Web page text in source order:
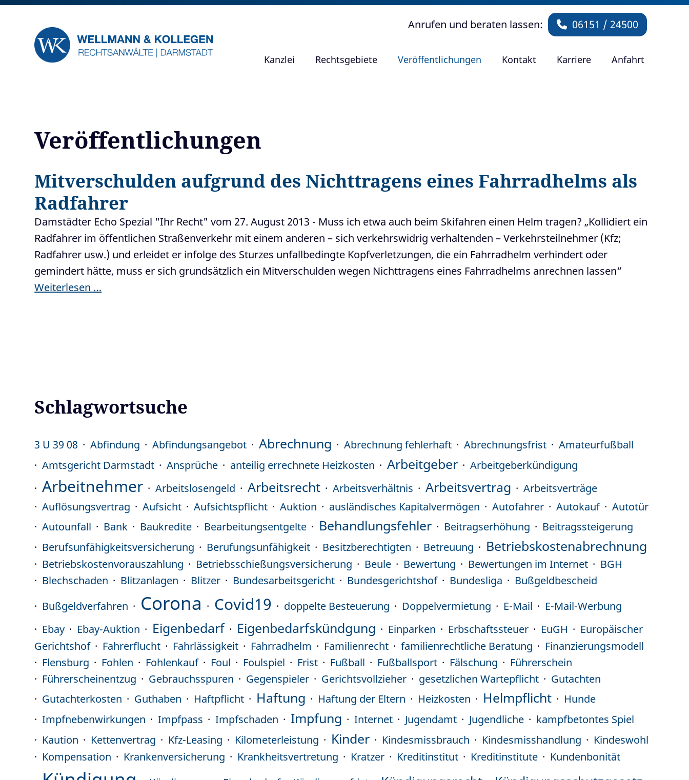
Anrufen und beraten lassen: 06151 / 24500
Kanzlei Rechtsgebiete Veröffentlichungen Kontakt Karriere Anfahrt
Veröffentlichungen
Mitverschulden aufgrund des Nichttragens eines Fahrradhelms als
Radfahrer
Damstädter Echo Spezial "Ihr Recht" vom 27. August 2013 - Muss ich etwa auch beim Skifahren einen Helm tragen? „Kollidiert ein
Radfahrer im öffentlichen Straßenverkehr mit einem anderen – sich verkehrswidrig verhaltenden – Verkehrsteilnehmer (Kfz;
Radfahrer usw.) und erleidet er infolge des Sturzes unfallbedingte Kopfverletzungen, die ein Fahrradhelm verhindert oder
gemindert hätte, muss er sich grundsätzlich ein Mitverschulden wegen Nichttragens eines Fahrradhelms anrechnen lassen“
Weiterlesen …
Schlagwortsuche
3 U 39 08 Abfindung Abfindungsangebot Abrechnung Abrechnung fehlerhaft Abrechnungsfrist
Amateurfußball
Amtsgericht Darmstadt
Ansprüche anteilig errechnete Heizkosten Arbeitgeber Arbeitgeberkündigung
Arbeitnehmer Arbeitslosengeld Arbeitsrecht Arbeitsverhältnis Arbeitsvertrag
Arbeitsverträge
Auflösungsvertrag
Aufsicht Aufsichtspflicht Auktion ausländisches Kapitalvermögen Autofahrer Autokauf
Autotür
Autounfall
Bank Baukredite Bearbeitungsentgelte Behandlungsfehler Beitragserhöhung
Beitragssteigerung
Berufsunfähigkeitsversicherung
Berufungsunfähigkeit Besitzberechtigten Betreuung Betriebskostenabrechnung
Betriebskostenvorauszahlung Betriebsschießungsversicherung Beule Bewertung Bewertungen im Internet
BGH
Blechschaden
Blitzanlagen Blitzer Bundesarbeitsgericht Bundesgerichtshof Bundesliga
Bußgeldbescheid
Bußgeldverfahren
Corona Covid19 doppelte Besteuerung Doppelvermietung E-Mail
E-Mail-Werbung
Ebay
Ebay-Auktion Eigenbedarf Eigenbedarfskündgung Einparken Erbschaftssteuer EuGH
Europäischer
Gerichtshof
Fahrerflucht Fahrlässigkeit Fahrradhelm Familienrecht familienrechtliche Beratung
Finanzierungsmodell
Flensburg
Fohlen Fohlenkauf Foul Foulspiel Frist Fußball Fußballsport Fälschung
Führerschein
Führerscheinentzug
Gebrauchsspuren Gegenspieler Gerichtsvollzieher gesetzlichen Wartepflicht
Gutachten
Gutachterkosten
Guthaben Haftpflicht Haftung Haftung der Eltern Heizkosten Helmpflicht
Hunde
Impfnebenwirkungen
Impfpass Impfschaden Impfung Internet Jugendamt Jugendliche
kampfbetontes Spiel
Kaution
Kettenvertrag Kfz-Leasing Kilometerleistung Kinder Kindesmissbrauch Kindesmisshandlung
Kindeswohl
Kompensation
Krankenversicherung Krankheitsvertretung Kratzer Kreditinstitut Kreditinstitute Kundenbonität